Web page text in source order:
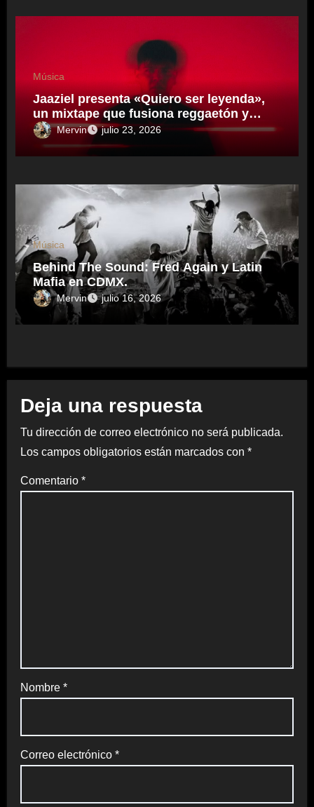
Música
Jaaziel presenta «Quiero ser leyenda»,
un mixtape que fusiona reggaetón y
electrónica desde una visión propia
inspirado en el sonidero Mexicano.
Mervin julio 23, 2026
Música
Behind The Sound: Fred Again y Latin
Mafia en CDMX.
Mervin julio 16, 2026
Deja una respuesta
Tu dirección de correo electrónico no será publicada.
Los campos obligatorios están marcados con *
Comentario *
Nombre *
Correo electrónico *